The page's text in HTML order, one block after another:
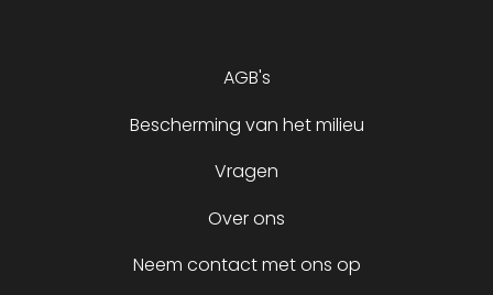
AGB's
Bescherming van het milieu
Vragen
Over ons
Neem contact met ons op